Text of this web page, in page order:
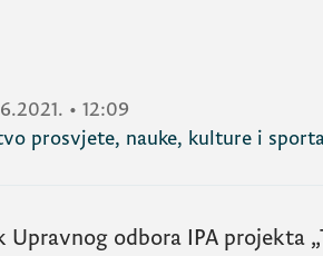
• 12:09
prosvjete, nauke, kulture i
Upravnog odbora IPA projekta